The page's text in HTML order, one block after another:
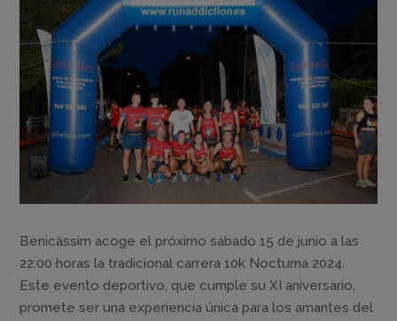
Benicàssim acoge el próximo sábado 15 de junio a las
22:00 horas la tradicional carrera 10k Nocturna 2024.
Este evento deportivo, que cumple su XI aniversario,
promete ser una experiencia única para los amantes del